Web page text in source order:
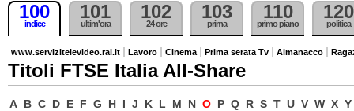
100
indice
101
ultim'ora
102
24 ore
103
prima
110
primo piano
120
politica
www.servizitelevideo.rai.it Lavoro Cinema Prima serata Tv Almanacco
Titoli FTSE Italia All-Share
A B C D E F G H I J K L M N O P Q R S T U V W X Y